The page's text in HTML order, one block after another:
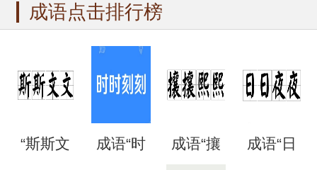
成语点击排行榜
“斯斯文 成语“时 成语“攘 成语“日